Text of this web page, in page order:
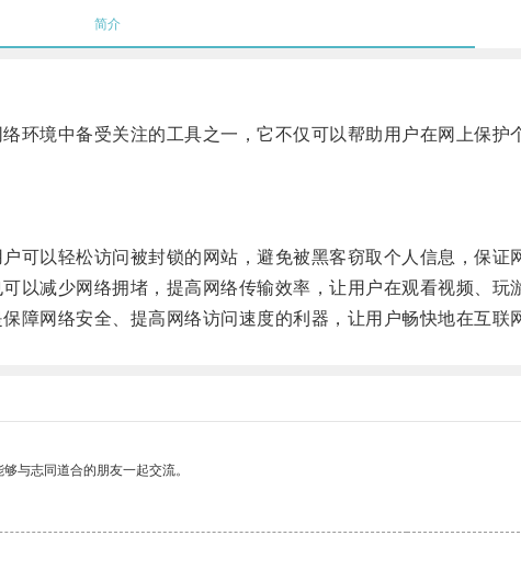
简介
境中备受关注的工具之一，它不仅可以帮助用户在网上保护
以轻松访问被封锁的网站，避免被黑客窃取个人信息，保证
减少网络拥堵，提高网络传输效率，让用户在观看视频、玩
网络安全、提高网络访问速度的利器，让用户畅快地在互联
与志同道合的朋友一起交流。